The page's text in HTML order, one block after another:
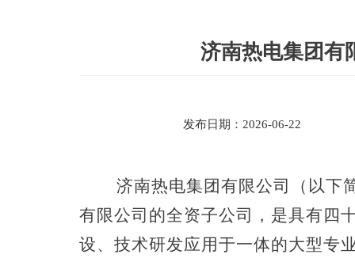
济南热电集团有
发布日期：2026-06-22
济南热电集团有限公司（以下
有限公司的全资子公司，是具有四
设、技术研发应用于一体的大型专